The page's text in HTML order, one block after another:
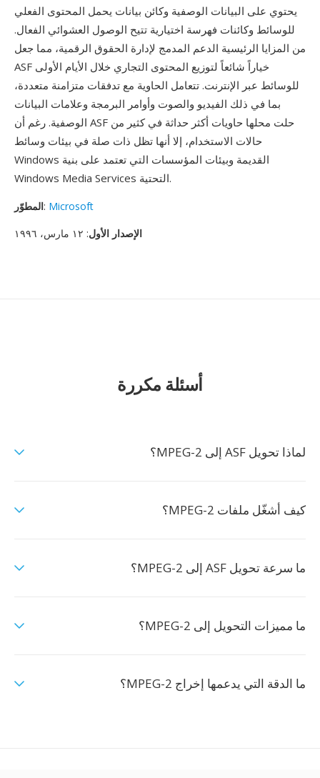
يحتوي على البيانات الوصفية وكائن بيانات يحمل المحتوى الفعلي
للوسائط وكائنات فهرسة اختيارية تتيح الوصول العشوائي الفعال.
من المزايا الرئيسية الدعم المدمج لإدارة الحقوق الرقمية، مما جعل
ASF خياراً شائعاً لتوزيع المحتوى التجاري خلال الأيام الأولى
للوسائط عبر الإنترنت. تتعامل الحاوية مع تدفقات متزامنة متعددة،
بما في ذلك الفيديو والصوت وأوامر البرمجة وعلامات البيانات
الوصفية. رغم أن ASF حلت محلها حاويات أكثر حداثة في كثير من
حالات الاستخدام، إلا أنها تظل ذات صلة في بيئات وسائط
Windows القديمة وبيئات المؤسسات التي تعتمد على بنية
Windows Media Services التحتية.
المطوّر: Microsoft
الإصدار الأول: ١٢ مارس، ١٩٩٦
أسئلة مكررة
لماذا تحويل ASF إلى MPEG-2؟
كيف أشغّل ملفات MPEG-2؟
ما سرعة تحويل ASF إلى MPEG-2؟
ما مميزات التحويل إلى MPEG-2؟
ما الدقة التي يدعمها إخراج MPEG-2؟